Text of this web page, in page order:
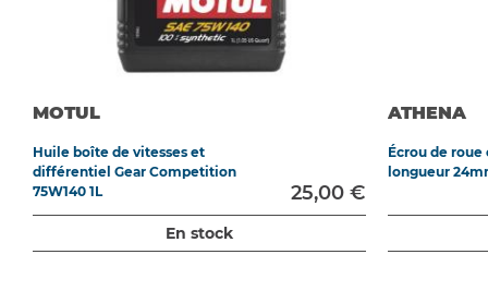
MOTUL
Huile boîte de vitesses et
différentiel Gear Competition
75W140 1L
25,00 €
En stock
ATHENA
Écrou de roue
longueur